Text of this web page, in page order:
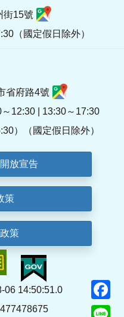
街15號
（國定假日除外）
省府路4號
12:30 | 13:30～17:30
）（國定假日除外）
放宣告
策
策
06 14:50:51.0